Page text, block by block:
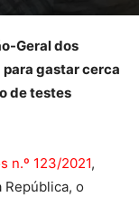
Geral dos
para gastar cerca
de testes
n.º 123/2021,
o